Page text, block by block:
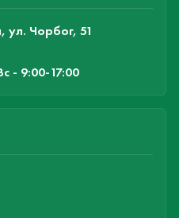
ул. Чорбог, 51
- 9:00-17:00